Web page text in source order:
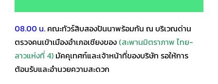
08.00 น. คณะทัวร์สิบสองปันนาพร้อมกัน ณ บริเวณด่าน
ตรวจคนเข้าเมืองอำเภอเชียงของ (สะพานมิตราภาพ ไทย-
ลาวแห่งที่ 4) มัคคุเทศก์และเจ้าหน้าที่ของบริษัท รอให้การ
ต้อนรับและอำนวยความสะดวก